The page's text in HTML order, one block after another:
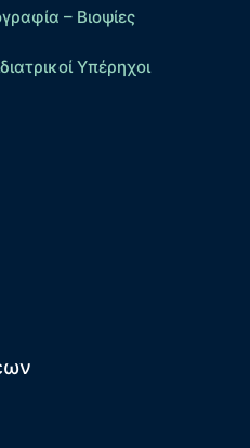
– Βιοψίες
Υπέρηχοι